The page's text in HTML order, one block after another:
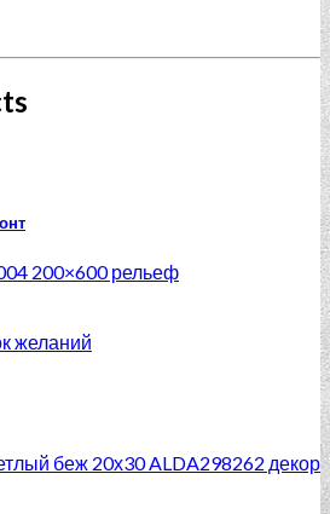
200×600 рельеф
желаний
беж 20х30 ALDA298262 декор